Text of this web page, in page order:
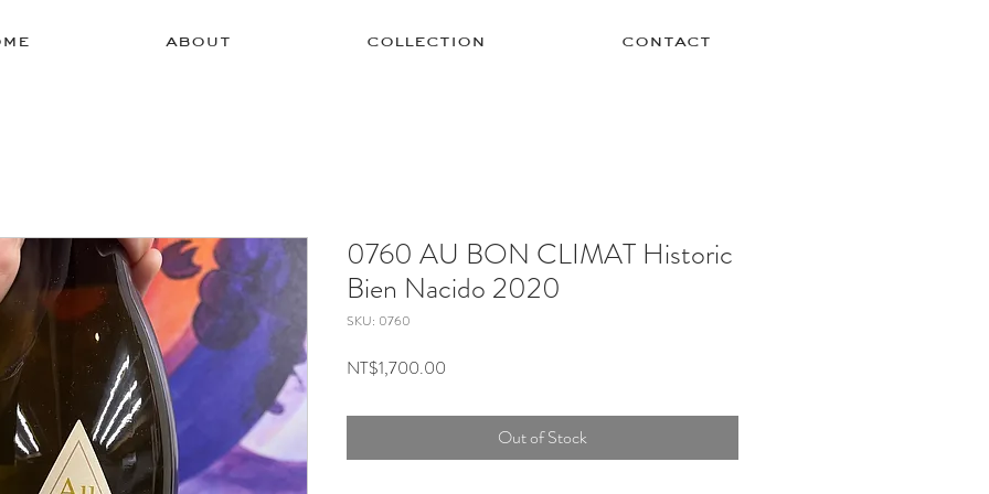
about collection contact
0760 AU BON CLIMAT Historic
Bien Nacido 2020
SKU: 0760
NT$1,700.00
Out of Stock